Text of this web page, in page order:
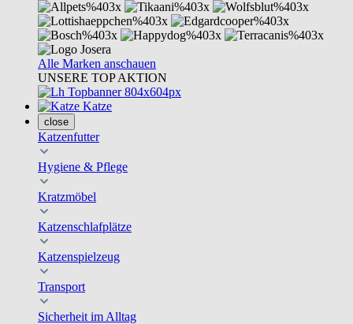
Alle Marken anschauen
UNSERE TOP AKTION
Katze
close
Katzenfutter
Hygiene & Pflege
Kratzmöbel
Katzenschlafplätze
Katzenspielzeug
Transport
Sicherheit im Alltag